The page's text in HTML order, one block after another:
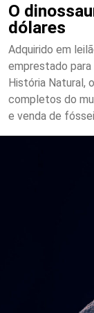
O
dólares
Adquirido em
emprestado
História Natural,
completos do
e venda de